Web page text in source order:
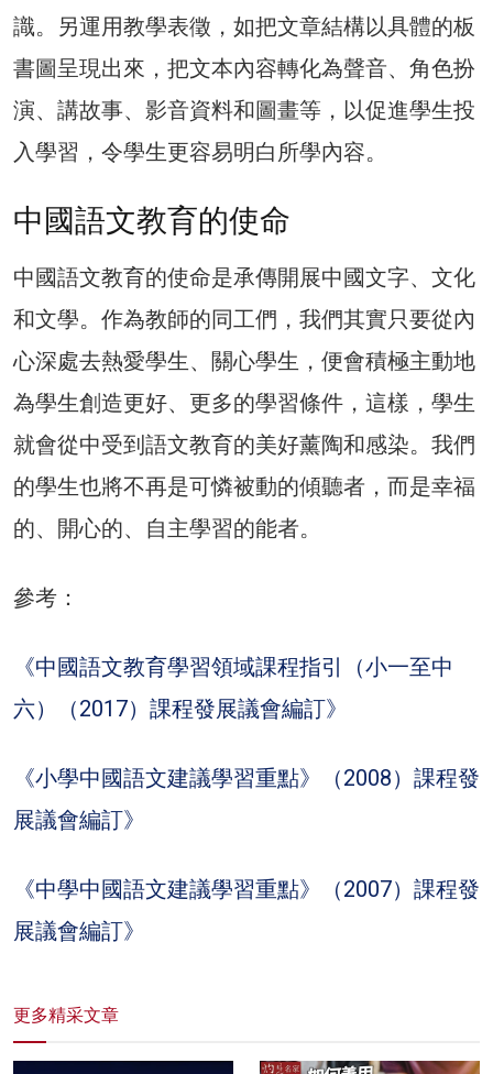
識。另運用教學表徵，如把文章結構以具體的板
書圖呈現出來，把文本內容轉化為聲音、角色扮
演、講故事、影音資料和圖畫等，以促進學生投
入學習，令學生更容易明白所學內容。
中國語文教育的使命
中國語文教育的使命是承傳開展中國文字、文化
和文學。作為教師的同工們，我們其實只要從內
心深處去熱愛學生、關心學生，便會積極主動地
為學生創造更好、更多的學習條件，這樣，學生
就會從中受到語文教育的美好薰陶和感染。我們
的學生也將不再是可憐被動的傾聽者，而是幸福
的、開心的、自主學習的能者。
參考：
《中國語文教育學習領域課程指引（小一至中
六）（2017）課程發展議會編訂》
《小學中國語文建議學習重點》（2008）課程發
展議會編訂》
《中學中國語文建議學習重點》（2007）課程發
展議會編訂》
更多精采文章